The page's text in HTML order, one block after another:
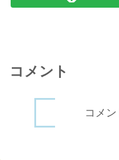
コメント
コメ